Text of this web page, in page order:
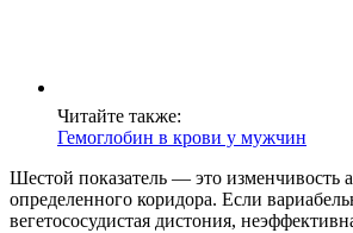
Читайте также:
Гемоглобин в крови у мужчин
Шестой показатель — это изменчивость
определенного коридора. Если
вегетососудистая дистония,